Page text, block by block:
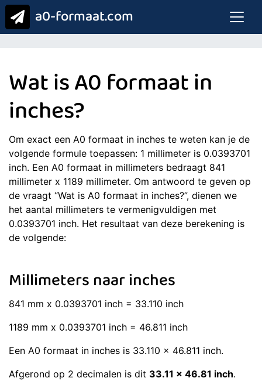
a0-formaat.com
Wat is A0 formaat in
inches?
Om exact een A0 formaat in inches te weten kan je de
volgende formule toepassen: 1 millimeter is 0.0393701
inch. Een A0 formaat in millimeters bedraagt 841
millimeter x 1189 millimeter. Om antwoord te geven op
de vraagt “Wat is A0 formaat in inches?”, dienen we
het aantal millimeters te vermenigvuldigen met
0.0393701 inch. Het resultaat van deze berekening is
de volgende:
Millimeters naar inches
841 mm x 0.0393701 inch = 33.110 inch
1189 mm x 0.0393701 inch = 46.811 inch
Een A0 formaat in inches is 33.110 x 46.811 inch.
Afgerond op 2 decimalen is dit 33.11 x 46.81 inch.